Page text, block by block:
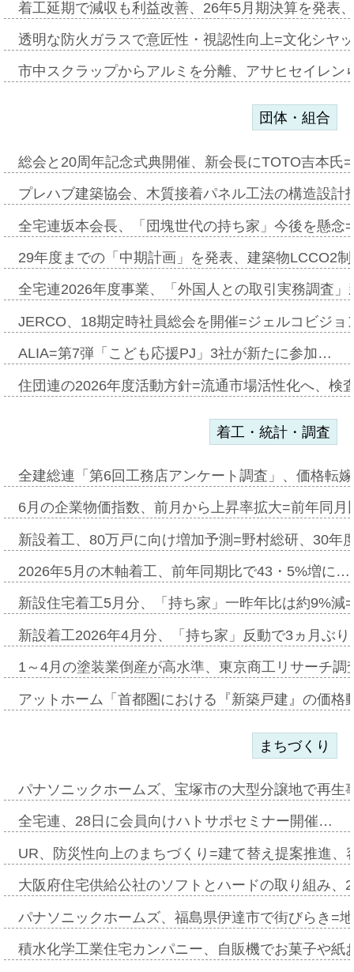
着工延期で減収も利益改善、26年5月期決算を発表
透明な防火ガラスで意匠性・視認性向上=文化シヤ
市中スクラップからアルミを分離、アサヒセイレ
団体・組合
総会と20周年記念式典開催、新会長にTOTO吉本氏
プレハブ建築協会、木質接着パネル工法の構造設
全宅連坂本会長、「団塊世代の持ち家」今後を懸
29年度までの「中期計画」を発表、建築物LCCO2
全宅連2026年度事業、「外国人との取引実務調査
JERCO、18期定時社員総会を開催=ジェルコビジ
ALIA=第7弾「こども応援PJ」3社が新たに参加…
住団連の2026年度活動方針=流通市場活性化へ、検
着工・統計・調査
全建総連「第6回工務店アンケート調査」、価格転
6月の企業物価指数、前月から上昇率拡大=前年同
新設着工、80万戸に向け増加予測=野村総研、30年
2026年5月の木軸着工、前年同期比で43・5%増に…
新設住宅着工5月分、「持ち家」一昨年比は約9%
新設着工2026年4月分、「持ち家」反動で3ヵ月ぶ
1～4月の塗装業倒産が高水準、東京商工リサーチ
アットホーム「首都圏における『新築戸建』の価
まちづくり
パナソニックホームズ、宝塚市の大型分譲地で再
全宅連、28日に会員向けハトサポセミナー開催…
UR、防災性向上のまちづくり=建て替え提案推進
大阪府住宅供給公社のソフトとハードの取り組み
パナソニックホームズ、福島県伊達市で街びらき=
積水化学工業住宅カンパニー、自販機でお菓子や